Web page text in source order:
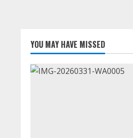
YOU MAY HAVE MISSED